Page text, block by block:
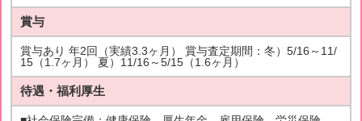
賞与
賞与あり 年2回（実績3.3ヶ月） 賞与査定期間：冬）5/16～11/
15（1.7ヶ月） 夏）11/16～5/15（1.6ヶ月）
待遇・福利厚生